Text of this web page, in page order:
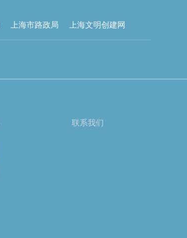
上海市路政局 上海文明创建网
联系我们